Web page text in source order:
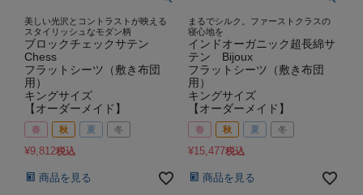
美しい光沢とコントラストが映える
スタイリッシュなモダン柄
ブロックチェックサテン
Chess
フラットシーツ（敷き布団
用）
キングサイズ
【オーダーメイド】
春 秋 夏 冬
¥9,812税込
商品を見る
まるでシルク。ファーストクラスの
寝心地を
インドオーガニック超長綿サ
テン Bijoux
フラットシーツ（敷き布団
用）
キングサイズ
【オーダーメイド】
春 秋 夏 冬
¥15,477税込
商品を見る